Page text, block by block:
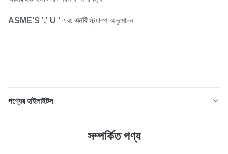
ASME'S ',' U ' এবং এনবিস্ট্যাম্প অনুমোদন
পণ্যের হাইলাইটস
পণ্যের বর্ণনা এটি বয়লারটির প্রধান অংশ, যাতে বাষ্প এবং জল পৃথক হয়।বয়লারের
সম্পর্কিত পণ্য